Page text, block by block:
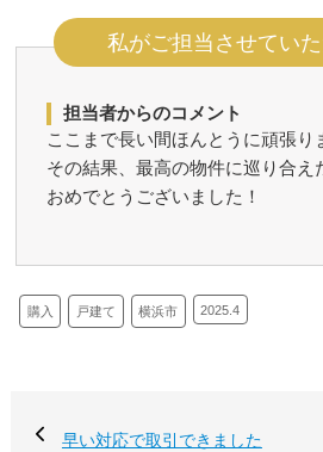
私がご担当させていた
担当者からのコメント
ここまで長い間ほんとうに頑張り
その結果、最高の物件に巡り合え
おめでとうございました！
購入 戸建て 横浜市 2025.4
早い対応で取引できました